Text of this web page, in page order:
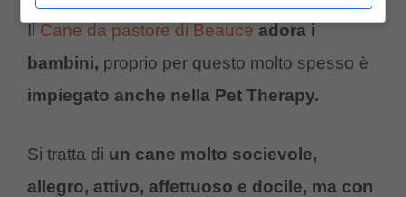
Il Cane da pastore di Beauce adora i
bambini, proprio per questo molto spesso è
impiegato anche nella Pet Therapy.
Si tratta di un cane molto socievole,
allegro, attivo, affettuoso e docile, ma con